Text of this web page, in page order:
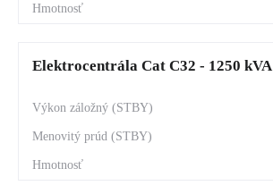
Elektrocentrála Cat C32 - 1250 kVA